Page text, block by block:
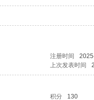
注册时间
上次发表时间
积分 130